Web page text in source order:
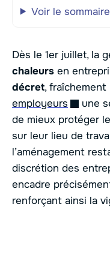
Voir le sommaire
Dès le 1er juillet, la
chaleurs en
décret, fraîchement
employeurs
une
de mieux protéger
sur leur lieu de
l’aménagement
discrétion des
encadre
renforçant ainsi la